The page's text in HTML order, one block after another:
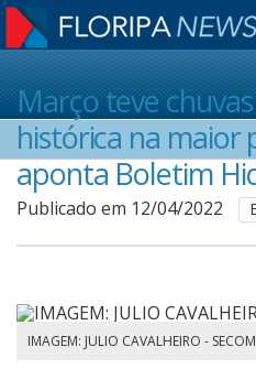
Home
Notícias
Classificados
Março teve
histórica na maior
aponta Boletim
Publicado em 12/04/2022
IMAGEM: JULIO CAVALHEIRO - SECOM